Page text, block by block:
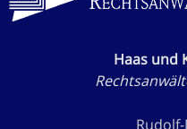
Haas und